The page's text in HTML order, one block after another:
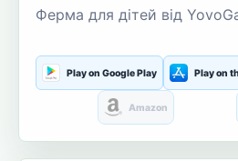
Ферма для дітей від
Play on Google Play Play on
Amazon